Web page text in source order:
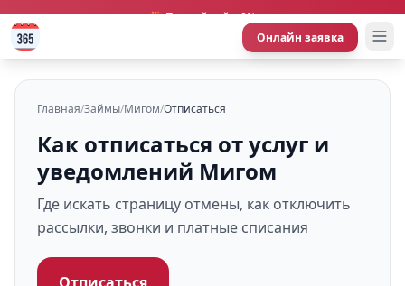
🎁 Первый займ 0%
Онлайн заявка
Главная/Займы/Мигом/Отписаться
Как отписаться от услуг и
уведомлений Мигом
Где искать страницу отмены, как отключить
рассылки, звонки и платные списания